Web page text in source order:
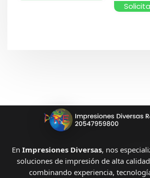
En Impresiones Diversas, nos
soluciones de impresión de alta
combinando experiencia,